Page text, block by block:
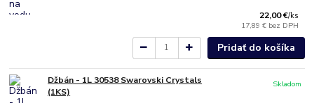
22,00 €/ks
17,89 € bez DPH
Pridať do košíka
Džbán - 1L 30538 Swarovski Crystals
(1KS)
Skladom